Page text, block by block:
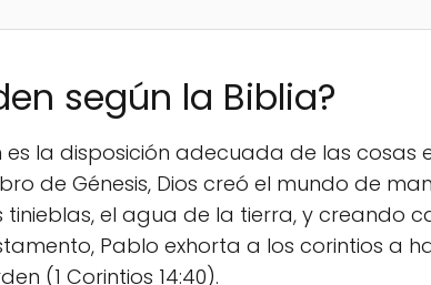
según la Biblia?
es la disposición adecuada de las cosas
de Génesis, Dios creó el mundo de
el agua de la tierra, y creando
Pablo exhorta a los corintios a
(1 Corintios 14:40).